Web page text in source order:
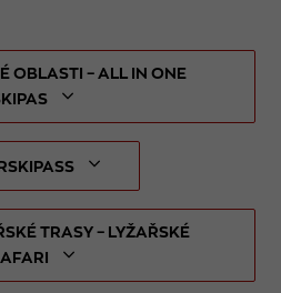
OBLASTI – ALL IN ONE
TRASY – LYŽAŘSKÉ